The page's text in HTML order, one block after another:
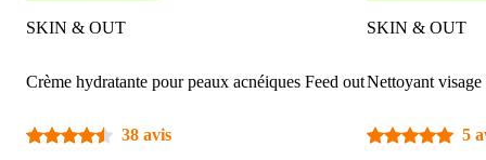
SKIN & OUT
Crème hydratante pour peaux acnéiques Feed out
38 avis
SKIN & OUT
Nettoyant visage
5